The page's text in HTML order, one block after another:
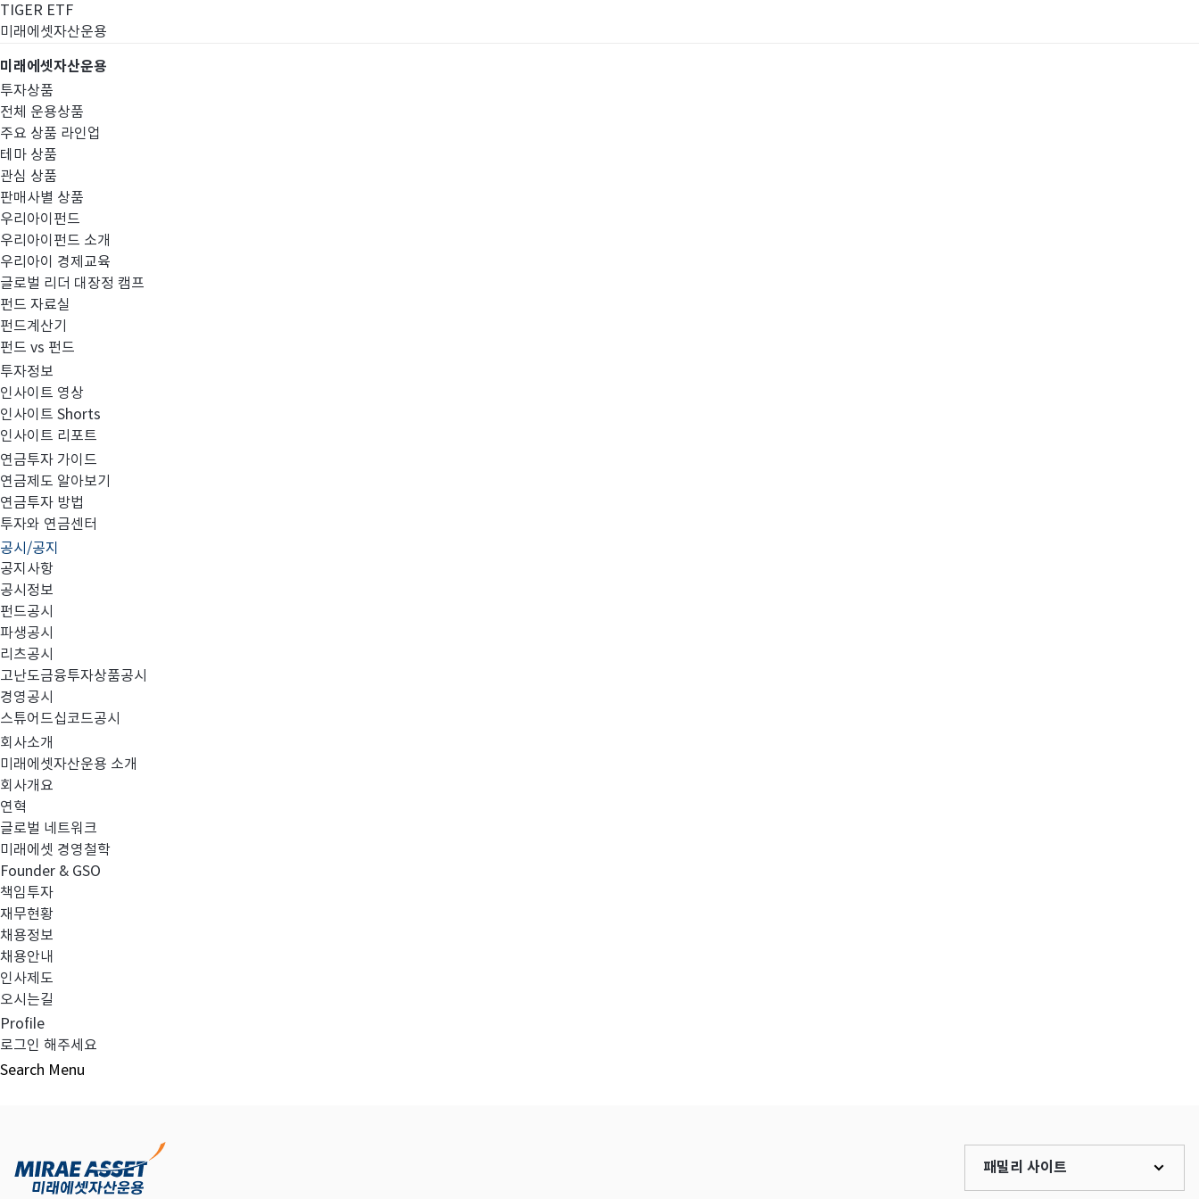
TIGER ETF
미래에셋자산운용
미래에셋자산운용
투자상품
전체 운용상품
주요 상품 라인업
테마 상품
관심 상품
판매사별 상품
우리아이펀드
우리아이펀드 소개
우리아이 경제교육
글로벌 리더 대장정 캠프
펀드 자료실
펀드계산기
펀드 vs 펀드
투자정보
인사이트 영상
인사이트 Shorts
인사이트 리포트
연금투자 가이드
연금제도 알아보기
연금투자 방법
투자와 연금센터
공시/공지
공지사항
공시정보
펀드공시
파생공시
리츠공시
고난도금융투자상품공시
경영공시
스튜어드십코드공시
회사소개
미래에셋자산운용 소개
회사개요
연혁
글로벌 네트워크
미래에셋 경영철학
Founder & GSO
책임투자
재무현황
채용정보
채용안내
인사제도
오시는길
Profile
로그인 해주세요
Search Menu
고난도금융투자상품
고난도금융투자상품_공시_20220411
이전글
다음글
목록보기
패밀리 사이트